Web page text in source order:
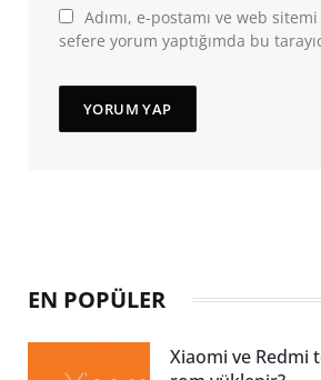
Adımı, e-postamı ve web
sefere yorum yaptığımda bu
EN POPÜLER
Xiaomi ve Redmi